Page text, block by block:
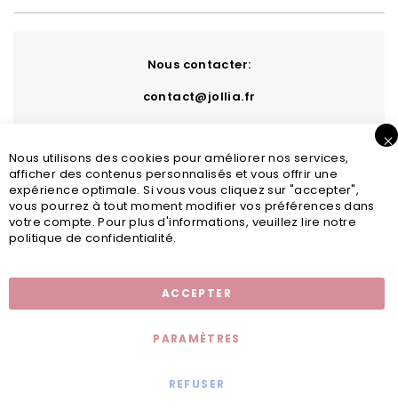
Nous contacter:
contact@jollia.fr
Nous utilisons des cookies pour améliorer nos services,
afficher des contenus personnalisés et vous offrir une
expérience optimale. Si vous vous cliquez sur "accepter",
vous pourrez à tout moment modifier vos préférences dans
votre compte. Pour plus d'informations, veuillez lire notre
politique de confidentialité.
ACCEPTER
PARAMÈTRES
REFUSER